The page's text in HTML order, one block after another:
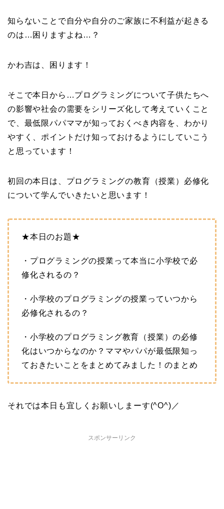
知らないことで自分や自分のご家族に不利益が起きる
のは…困りますよね…？
かわ吉は、困ります！
そこで本日から…プログラミングについて子供たちへ
の影響や社会の需要をシリーズ化して考えていくこと
で、最低限パパママが知っておくべき内容を、わかり
やすく、ポイントだけ知っておけるようにしていこう
と思っています！
初回の本日は、プログラミングの教育（授業）必修化
について学んでいきたいと思います！
★本日のお題★
・プログラミングの授業って本当に小学校で必
修化されるの？
・小学校のプログラミングの授業っていつから
必修化されるの？
・小学校のプログラミング教育（授業）の必修
化はいつからなのか？ママやパパが最低限知っ
ておきたいことをまとめてみました！のまとめ
それでは本日も宜しくお願いしまーす(^O^)／
スポンサーリンク